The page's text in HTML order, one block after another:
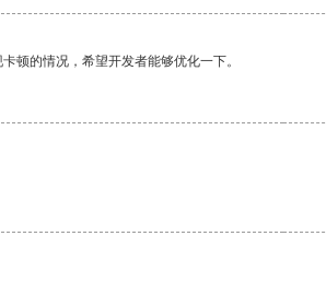
顿的情况，希望开发者能够优化一下。